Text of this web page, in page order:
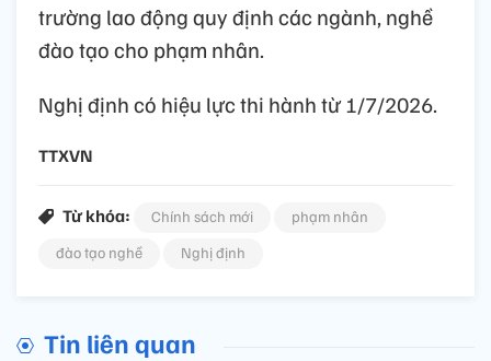
trường lao động quy định các ngành, nghề
đào tạo cho phạm nhân.
Nghị định có hiệu lực thi hành từ 1/7/2026.
TTXVN
Từ khóa: Chính sách mới
phạm nhân
đào tạo nghề
Nghị định
Tin liên quan